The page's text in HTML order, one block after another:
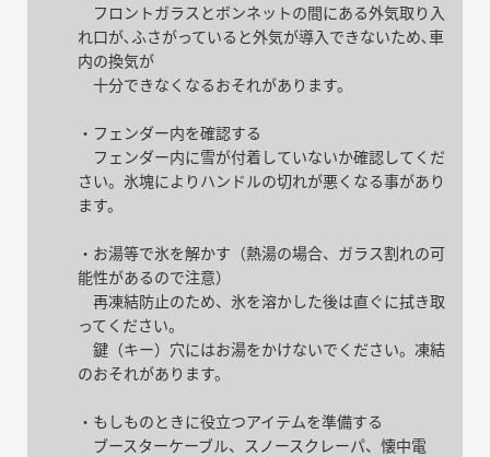
フロントガラスとボンネットの間にある外気取り入
れ口が､ふさがっていると外気が導入できないため､車
内の換気が
十分できなくなるおそれがあります。
・フェンダー内を確認する
フェンダー内に雪が付着していないか確認してくだ
さい。氷塊によりハンドルの切れが悪くなる事があり
ます。
・お湯等で氷を解かす（熱湯の場合、ガラス割れの可
能性があるので注意）
再凍結防止のため、氷を溶かした後は直ぐに拭き取
ってください。
鍵（キー）穴にはお湯をかけないでください。凍結
のおそれがあります。
・もしものときに役立つアイテムを準備する
ブースターケーブル、スノースクレーパ、懐中電